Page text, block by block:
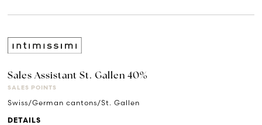
Sales Assistant St. Gallen 40%
SALES POINTS
Swiss/German cantons/St. Gallen
DETAILS